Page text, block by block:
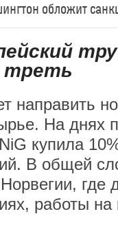
обложит
треть
направить
На днях
купила
В общей
где
работы